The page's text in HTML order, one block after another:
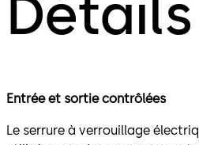
Entrée et sortie contrôlées
Le serrure à verrouillage